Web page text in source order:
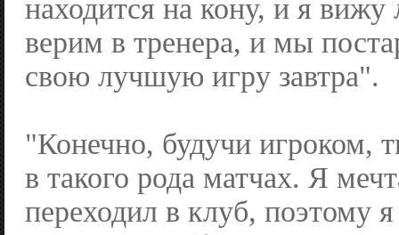
находится на кону, и я
верим в тренера, и мы
свою лучшую игру завтра".
"Конечно, будучи игроком,
в такого рода матчах. Я
переходил в клуб, поэтому